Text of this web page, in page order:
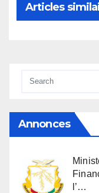
Articles
Annonces
l’…